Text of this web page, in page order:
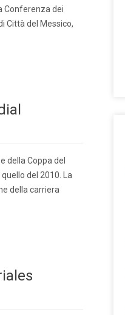
Conferenza dei
Città del Messico,
della Coppa del
del 2010. La
della carriera